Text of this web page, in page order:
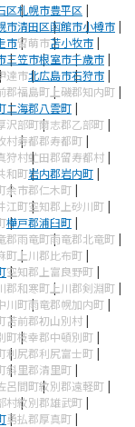
区札幌市豊平区
市清田区函館市小樽市
市留萌市苫小牧市
三笠市根室市千歳市
達市北広島市石狩市
郡福島町 上磯郡知内町
二海郡八雲町
沢部町爾志郡乙部町
村寿都郡寿都町
狩村虻田郡留寿都村
和町岩内郡岩内町
余市郡仁木町
江町空知郡上砂川町
樺戸郡浦臼町
郡雨竜町雨竜郡北竜町
町 上川郡比布町
空知郡上富良野町
郡和寒町 上川郡剣淵町
川町雨竜郡幌加内町
苫前郡初山別村
町枝幸郡中頓別町
利尻郡利尻富士町
斜里郡清里町
呂間町紋別郡遠軽町
村紋別郡雄武町
勇払郡厚真町